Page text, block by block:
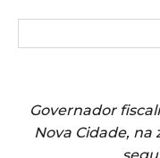
Governador
Nova Cidade, na